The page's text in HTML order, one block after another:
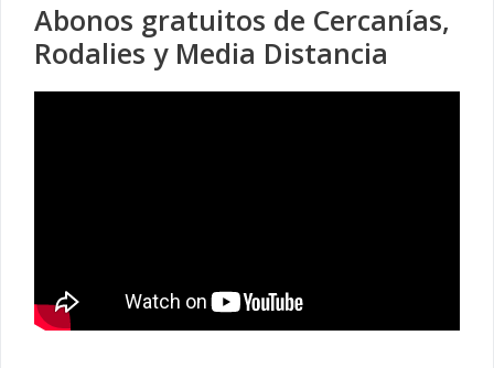
Abonos gratuitos de Cercanías,
Rodalies y Media Distancia